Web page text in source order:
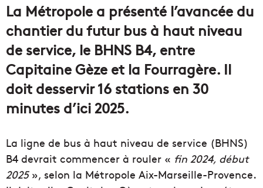
La Métropole a présenté l’avancée du
chantier du futur bus à haut niveau
de service, le BHNS B4, entre
Capitaine Gèze et la Fourragère. Il
doit desservir 16 stations en 30
minutes d’ici 2025.
La ligne de bus à haut niveau de service (BHNS)
B4 devrait commencer à rouler « fin 2024, début
2025», selon la Métropole Aix-Marseille-Provence.